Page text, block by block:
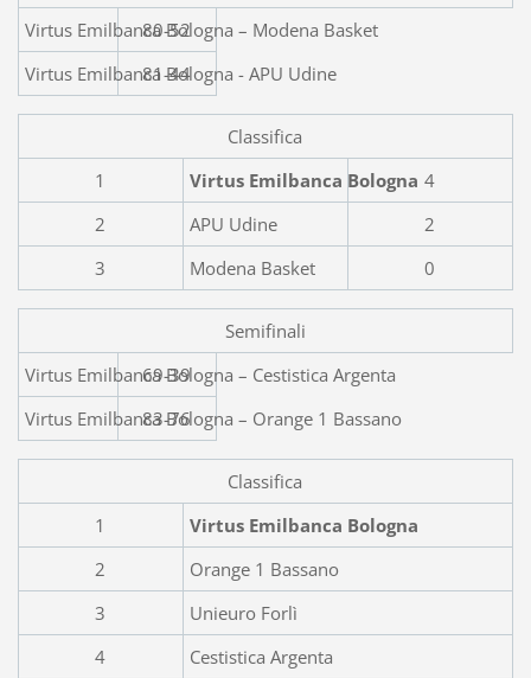
Virtus Emilbanca
80-52
Virtus Emilbanca Bologna - APU Udine
81-44
Classifica
1
Virtus Emilbanca Bologna 4
2
APU Udine
2
3
Modena Basket 0
Semifinali
Virtus Emilbanca
69-39
Virtus Emilbanca Bologna – Orange 1 Bassano
83-76
Classifica
1
Virtus Emilbanca Bologna
2
Orange 1 Bassano
3
Unieuro Forlì
4
Cestistica Argenta